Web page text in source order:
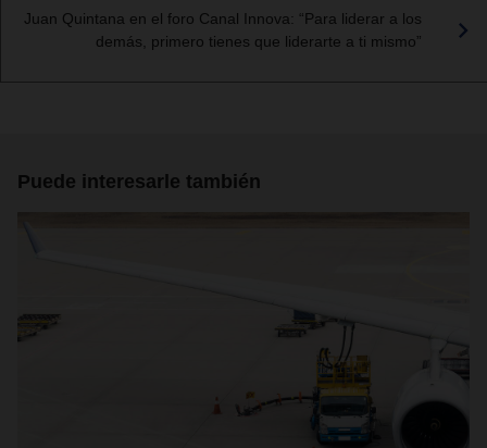
Juan Quintana en el foro Canal Innova: “Para liderar a los
demás, primero tienes que liderarte a ti mismo”
Puede interesarle también